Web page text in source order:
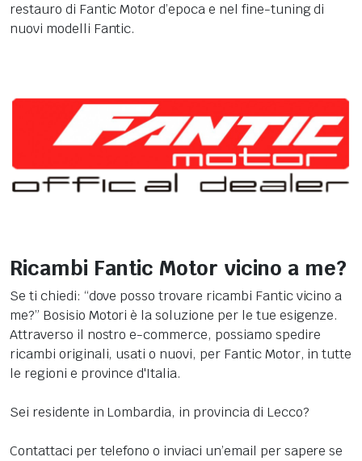
restauro di Fantic Motor d’epoca e nel fine-tuning di
nuovi modelli Fantic.
Ricambi Fantic Motor vicino a me?
Se ti chiedi: “dove posso trovare ricambi Fantic vicino a
me?” Bosisio Motori è la soluzione per le tue esigenze.
Attraverso il nostro e-commerce, possiamo spedire
ricambi originali, usati o nuovi, per Fantic Motor, in tutte
le regioni e province d'Italia.
Sei residente in Lombardia, in provincia di Lecco?
Contattaci per telefono o inviaci un’email per sapere se